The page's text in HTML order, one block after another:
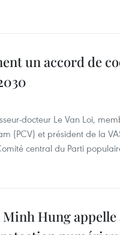
un accord de
docteur Le Van Loi,
(PCV) et président de la
central du Parti
Hung appelle